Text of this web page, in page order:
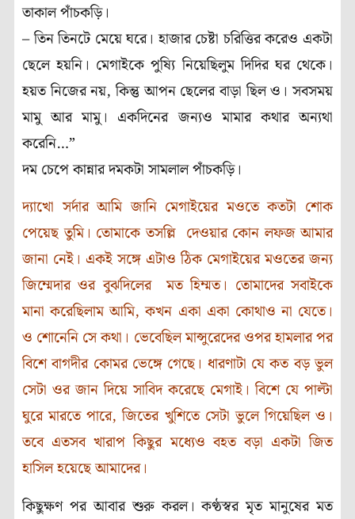
তাকাল পাঁচকড়ি।
– তিন তিনটে মেয়ে ঘরে। হাজার চেষ্টা চরিত্তির করেও একটা
ছেলে হয়নি। মেগাইকে পুষ্যি নিয়েছিলুম দিদির ঘর থেকে।
হয়ত নিজের নয়, কিন্তু আপন ছেলের বাড়া ছিল ও। সবসময়
মামু আর মামু। একদিনের জন্যও মামার কথার অন্যথা
করেনি…”
দম চেপে কান্নার দমকটা সামলাল পাঁচকড়ি।
দ্যাখো সর্দার আমি জানি মেগাইয়ের মওতে কতটা শোক
পেয়েছ তুমি। তোমাকে তসল্লি দেওয়ার কোন লফজ আমার
জানা নেই। একই সঙ্গে এটাও ঠিক মেগাইয়ের মওতের জন্য
জিম্মেদার ওর বুঝদিলের মত হিম্মত। তোমাদের সবাইকে
মানা করেছিলাম আমি, কখন একা একা কোথাও না যেতে।
ও শোনেনি সে কথা। ভেবেছিল মান্সুরেদের ওপর হামলার পর
বিশে বাগদীর কোমর ভেঙ্গে গেছে। ধারণাটা যে কত বড় ভুল
সেটা ওর জান দিয়ে সাবিদ করেছে মেগাই। বিশে যে পাল্টা
ঘুরে মারতে পারে, জিতের খুশিতে সেটা ভুলে গিয়েছিল ও।
তবে এতসব খারাপ কিছুর মধ্যেও বহত বড়া একটা জিত
হাসিল হয়েছে আমাদের।
কিছুক্ষণ পর আবার শুরু করল। কণ্ঠস্বর মৃত মানুষের মত